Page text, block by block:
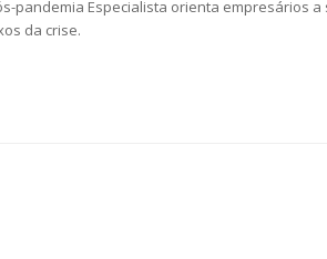
pandemia Especialista orienta empresários a
da crise.